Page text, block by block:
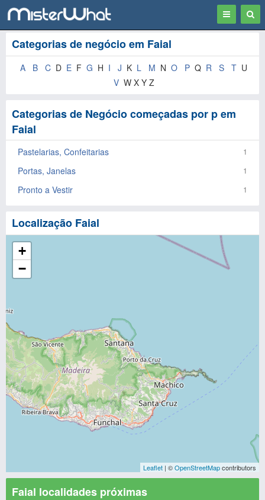
Toggle
navigation
Categorias de negócio em Faial
A B C D E F G H I J K L M N O P Q R S T U
V W X Y Z
Categorias de Negócio começadas por p em
Faial
Pastelarias, Confeitarias 1
Portas, Janelas 1
Pronto a Vestir 1
Localização Faial
+
−
Leaflet | ©OpenStreetMapcontributors
Faial localidades próximas